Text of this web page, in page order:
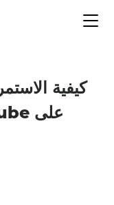
الملاحة
تبديل
كيفية
على YouTube دون أي حدود